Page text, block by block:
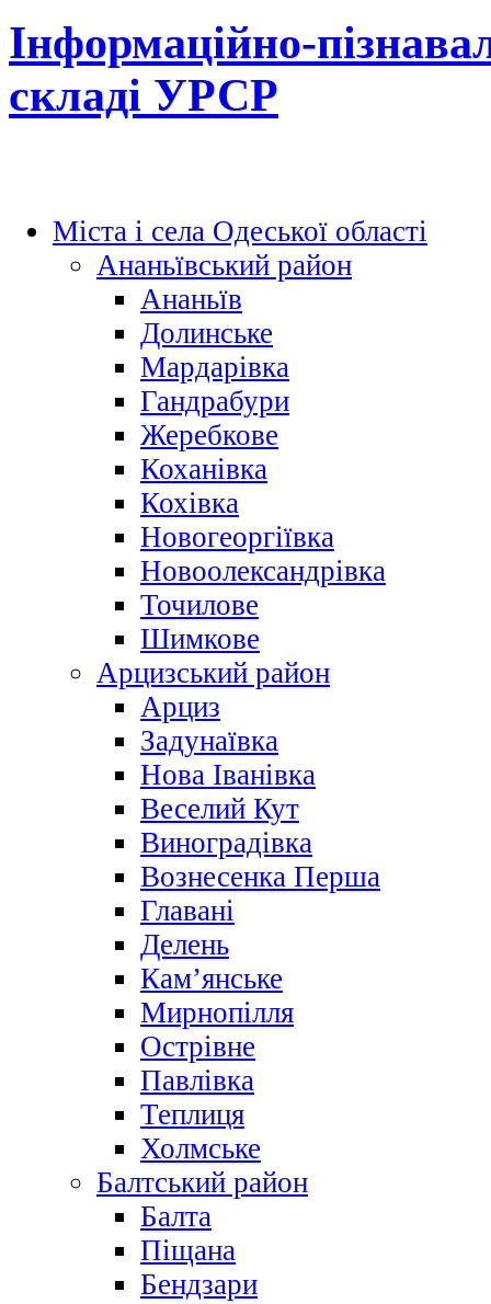
Інформаційно-
складі УРСР
Міста і села Одеської області
Ананьївський район
Ананьїв
Долинське
Мардарівка
Гандрабури
Жеребкове
Коханівка
Кохівка
Новогеоргіївка
Новоолександрівка
Точилове
Шимкове
Арцизський район
Арциз
Задунаївка
Нова Іванівка
Веселий Кут
Виноградівка
Вознесенка Перша
Главані
Делень
Кам’янське
Мирнопілля
Острівне
Павлівка
Теплиця
Холмське
Балтський район
Балта
Піщана
Бендзари